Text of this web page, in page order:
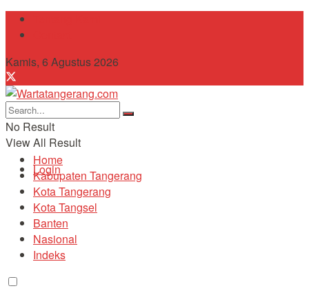
Kamis, 6 Agustus 2026
No Result
View All Result
Login
Home
Kabupaten Tangerang
Kota Tangerang
Kota Tangsel
Banten
Nasional
Indeks